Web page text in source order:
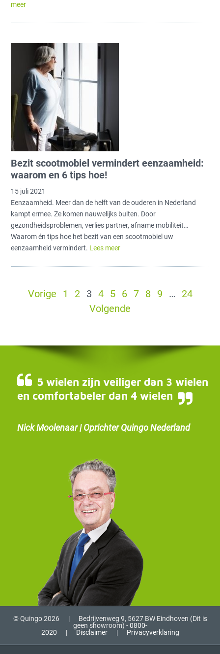
meer
Bezit scootmobiel vermindert eenzaamheid:
waarom en 6 tips hoe!
15 juli 2021
Eenzaamheid. Meer dan de helft van de ouderen in Nederland
kampt ermee. Ze komen nauwelijks buiten. Door
gezondheidsproblemen, verlies partner, afname mobiliteit…
Waarom én tips hoe het bezit van een scootmobiel uw
eenzaamheid vermindert. Lees meer
Vorige 1 2 3 4 5 6 7 8 9 …
24
Volgende
5 wielen zijn veiliger dan 3 wielen
en comfortabeler dan 4 wielen
Nick Moolenaar | Oprichter Quingo Nederland
© Quingo 2026 |
Bedrijvenweg 9, 5627 BW Eindhoven (Dit is
geen showroom) -0800-
2020
| Disclaimer | Privacyverklaring